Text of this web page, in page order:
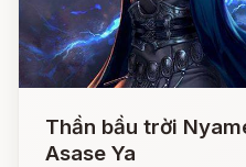
Thần bầu trời
Asase Ya